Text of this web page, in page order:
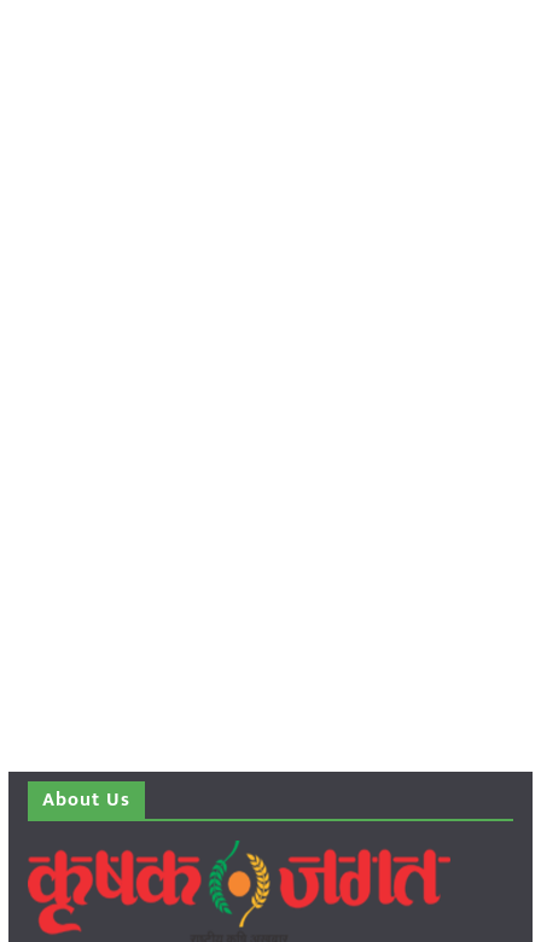
About Us